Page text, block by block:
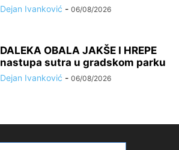
Dejan Ivanković - 06/08/2026
DALEKA OBALA JAKŠE I HREPE
nastupa sutra u gradskom parku
Dejan Ivanković - 06/08/2026